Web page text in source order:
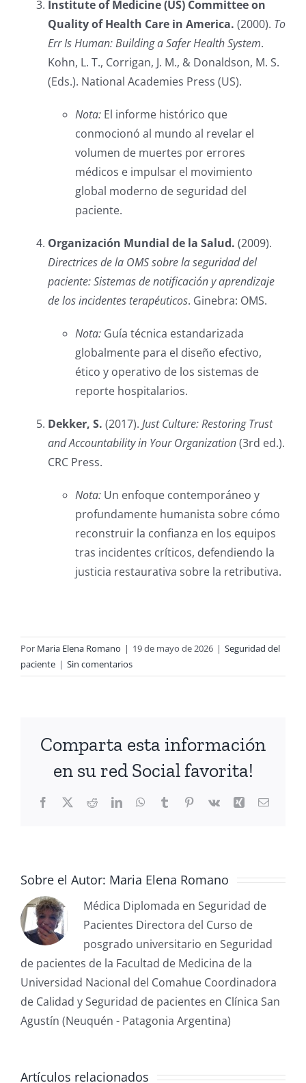
Institute of Medicine (US) Committee on
Quality of Health Care in America. (2000). To
Err Is Human: Building a Safer Health System.
Kohn, L. T., Corrigan, J. M., & Donaldson, M. S.
(Eds.). National Academies Press (US).
Nota:El informe histórico que
conmocionó al mundo al revelar el
volumen de muertes por errores
médicos e impulsar el movimiento
global moderno de seguridad del
paciente.
Organización Mundial de la Salud. (2009).
Directrices de la OMS sobre la seguridad del
paciente: Sistemas de notificación y aprendizaje
de los incidentes terapéuticos. Ginebra: OMS.
Nota:Guía técnica estandarizada
globalmente para el diseño efectivo,
ético y operativo de los sistemas de
reporte hospitalarios.
Dekker, S. (2017). Just Culture: Restoring Trust
and Accountability in Your Organization(3rd ed.).
CRC Press.
Nota:Un enfoque contemporáneo y
profundamente humanista sobre cómo
reconstruir la confianza en los equipos
tras incidentes críticos, defendiendo la
justicia restaurativa sobre la retributiva.
Por Maria Elena Romano | 19 de mayo de 2026 | Seguridad del
paciente | Sin comentarios
Comparta esta información
en su red Social favorita!
Sobre el Autor: Maria Elena Romano
Médica Diplomada en Seguridad de
Pacientes Directora del Curso de
posgrado universitario en Seguridad
de pacientes de la Facultad de Medicina de la
Universidad Nacional del Comahue Coordinadora
de Calidad y Seguridad de pacientes en Clínica San
Agustín (Neuquén - Patagonia Argentina)
Artículos relacionados